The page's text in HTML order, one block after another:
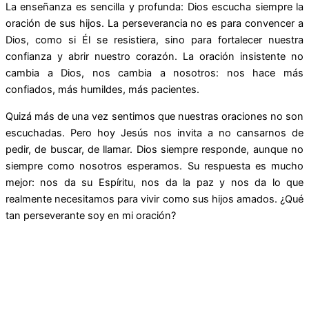
La enseñanza es sencilla y profunda: Dios escucha siempre la
oración de sus hijos. La perseverancia no es para convencer a
Dios, como si Él se resistiera, sino para fortalecer nuestra
confianza y abrir nuestro corazón. La oración insistente no
cambia a Dios, nos cambia a nosotros: nos hace más
confiados, más humildes, más pacientes.
Quizá más de una vez sentimos que nuestras oraciones no son
escuchadas. Pero hoy Jesús nos invita a no cansarnos de
pedir, de buscar, de llamar. Dios siempre responde, aunque no
siempre como nosotros esperamos. Su respuesta es mucho
mejor: nos da su Espíritu, nos da la paz y nos da lo que
realmente necesitamos para vivir como sus hijos amados. ¿Qué
tan perseverante soy en mi oración?